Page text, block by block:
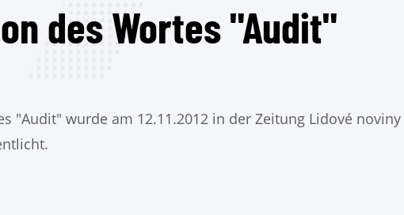
des Wortes "Audit"
"Audit" wurde am 12.11.2012 in der Zeitung Lidové noviny